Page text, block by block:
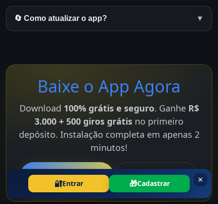
🔄 Como atualizar o app? ▼
Baixe o App Agora
Download 100% grátis e seguro. Ganhe R$
3.000 + 500 giros grátis no primeiro
depósito. Instalação completa em apenas 2
minutos!
⬇️ BAIXAR GRÁTIS 📋 Ver Tutorial
🔐Entrar 🎁Cadastrar ✕